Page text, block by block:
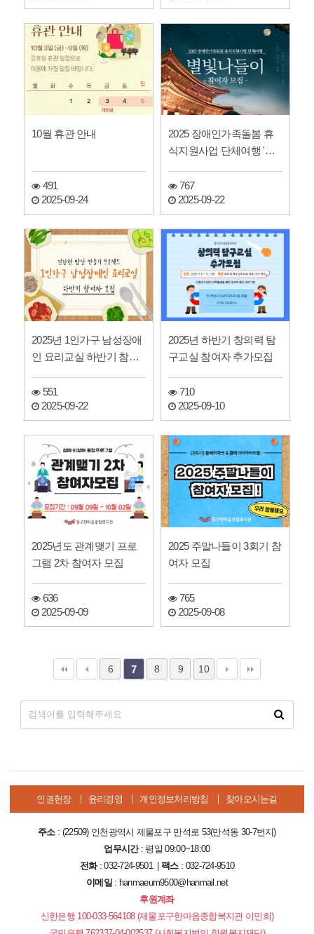
10월 휴관 안내
491
2025-09-24
2025 장애인가족돌봄 휴
식지원사업 단체여행 '별
767
2025-09-22
2025년 1인가구 남성장애
인 요리교실 하반기 참여
551
2025-09-22
2025년 하반기 창의력 탐
구교실 참여자 추가모집
710
2025-09-10
2025년도 관계맺기 프로
그램 2차 참여자 모집
636
2025-09-09
2025 주말나들이 3회기 참
여자 모집
765
2025-09-08
6 7 8 9 10
인권헌장 윤리경영 개인정보처리방침 찾아오시는길
주소: (22509) 인천광역시 제물포구 만석로 53(만석동 30-7번지)
업무시간: 평일 09:00~18:00
전화: 032-724-9501 |팩스: 032-724-9510
이메일 : hanmaeum9500@hanmail.net
후원계좌
신한은행 100-033-564108 (제물포구한마음종합복지관 이민희)